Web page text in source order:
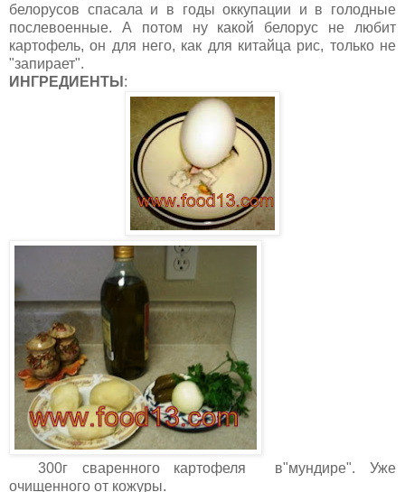
белорусов спасала и в годы оккупации и в голодные
послевоенные. А потом ну какой белорус не любит
картофель, он для него, как для китайца рис, только не
"запирает".
ИНГРЕДИЕНТЫ :
300г сваренного картофеля в"мундире". Уже
очищенного от кожуры.